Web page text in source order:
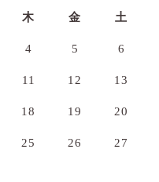
木 金 土
4 5 6
11 12 13
18 19 20
25 26 27